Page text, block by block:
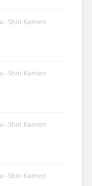
-Shin Kamen
-Shin Kamen
-Shin Kamen
-Shin Kamen